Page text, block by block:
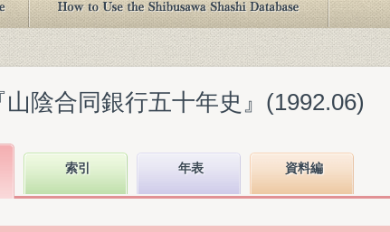
陰合同銀行五十年史』(1992.06)
索引 年表 資料編